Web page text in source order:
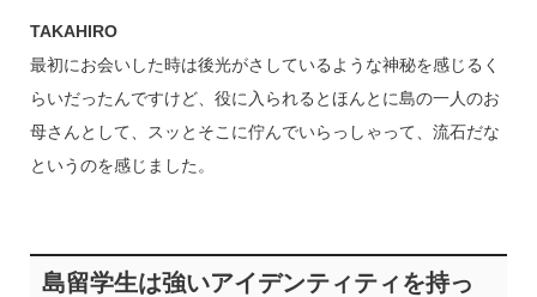
TAKAHIRO
最初にお会いした時は後光がさしているような神秘を感じるく
らいだったんですけど、役に入られるとほんとに島の一人のお
母さんとして、スッとそこに佇んでいらっしゃって、流石だな
というのを感じました。
島留学生は強いアイデンティティを持っ